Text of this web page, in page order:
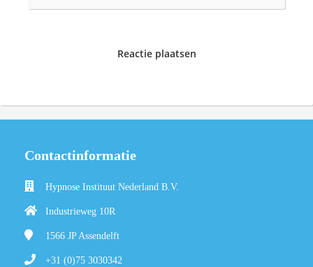
Reactie plaatsen
Contactinformatie
Hypnose Instituut Nederland B.V.
Industrieweg 10R
1566 JPAssendelft
+31 (0)75 3030342